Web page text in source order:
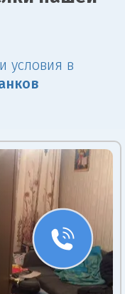
условия в